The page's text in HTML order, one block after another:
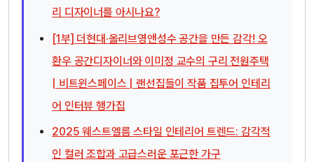
리 디자이너를 아시나요?
[1부] 더현대·올리브영앤성수 공간을 만든 감각! 오
환우 공간디자이너와 이미정 교수의 구리 전원주택
| 비트윈스페이스 | 랜선집들이 작품 집투어 인테리
어 인터뷰 행가집
2025 웨스트엘름 스타일 인테리어 트렌드: 감각적
인 컬러 조합과 고급스러운 포근한 가구